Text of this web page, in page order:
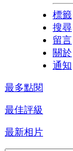
標籤
搜尋
留言
關於
通知
最多點閱
最佳評級
最新相片